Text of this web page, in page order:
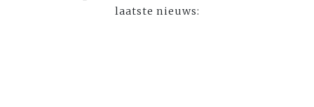
laatste nieuws: